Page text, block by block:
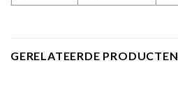
GERELATEERDE PRODUCTEN